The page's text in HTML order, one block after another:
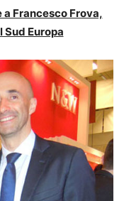
Francesco Frova,
Europa